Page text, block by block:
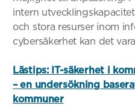
intern
och stora resurser inom
cybersäkerhet kan det
Lästips: IT-säkerhet i
– en undersökning
kommuner